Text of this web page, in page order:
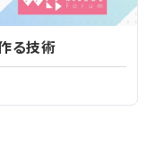
る技術